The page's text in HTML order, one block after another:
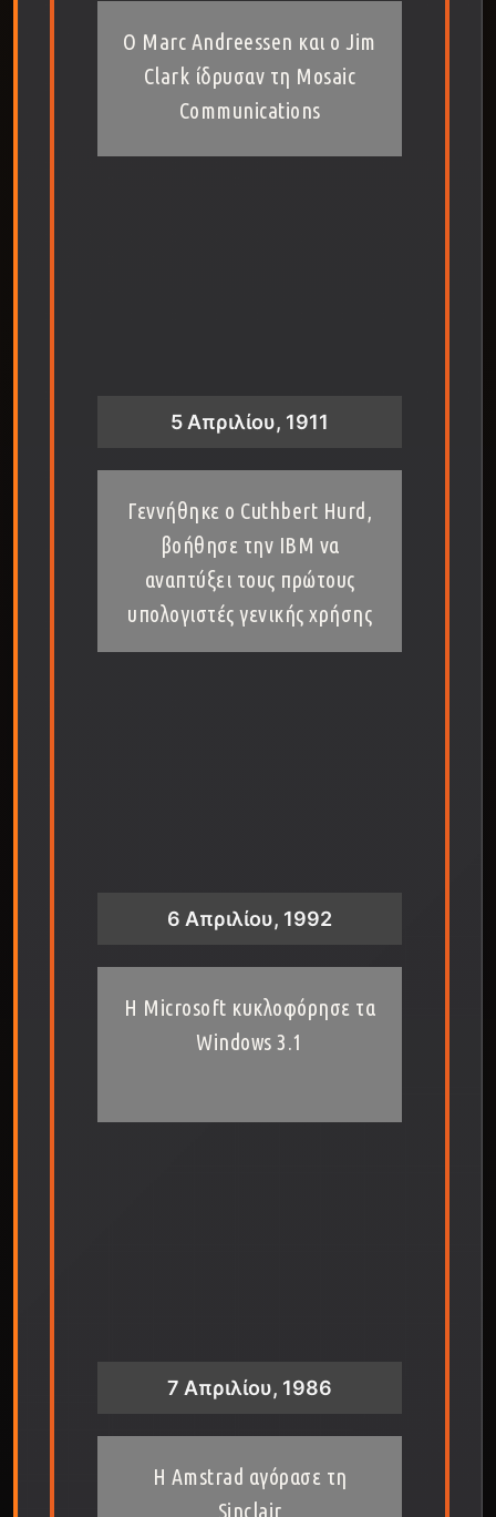
Ο Marc Andreessen και ο Jim
Clark ίδρυσαν τη Mosaic
Communications
5 Απριλίου, 1911
Γεννήθηκε ο Cuthbert Hurd,
βοήθησε την IBM να
αναπτύξει τους πρώτους
υπολογιστές γενικής χρήσης
6 Απριλίου, 1992
H Microsoft κυκλοφόρησε τα
Windows 3.1
7 Απριλίου, 1986
Η Amstrad αγόρασε τη
Sinclair